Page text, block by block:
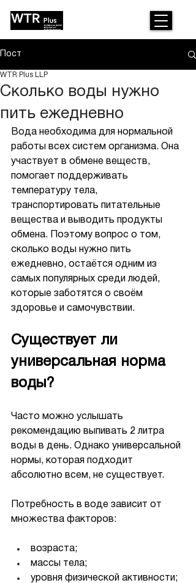
Пост
Сколько воды нужно
пить ежедневно
WTR Plus LLP
Вода необходима для нормальной
работы всех систем организма. Она
участвует в обмене веществ,
помогает поддерживать
температуру тела,
транспортировать питательные
вещества и выводить продукты
обмена. Поэтому вопрос о том,
сколько воды нужно пить
ежедневно, остаётся одним из
самых популярных среди людей,
которые заботятся о своём
здоровье и самочувствии.
Существует ли
универсальная норма
воды?
Часто можно услышать
рекомендацию выпивать 2 литра
воды в день. Однако универсальной
нормы, которая подходит
абсолютно всем, не существует.
Потребность в воде зависит от
множества факторов:
возраста;
массы тела;
уровня физической активности;